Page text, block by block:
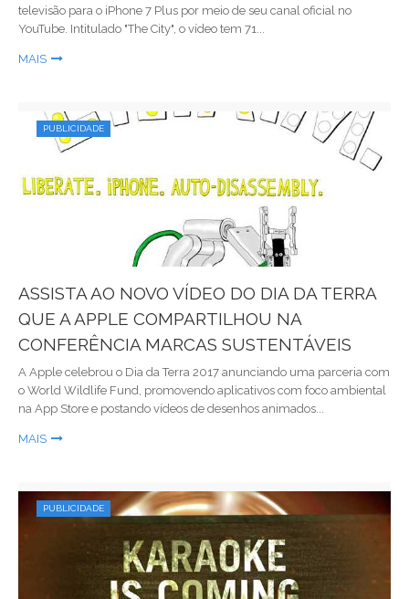
televisão para o iPhone 7 Plus por meio de seu canal oficial no
YouTube. Intitulado "The City", o vídeo tem 71...
MAIS
PUBLICIDADE
ASSISTA AO NOVO VÍDEO DO DIA DA TERRA
QUE A APPLE COMPARTILHOU NA
CONFERÊNCIA MARCAS SUSTENTÁVEIS
A Apple celebrou o Dia da Terra 2017 anunciando uma parceria com
o World Wildlife Fund, promovendo aplicativos com foco ambiental
na App Store e postando vídeos de desenhos animados...
MAIS
PUBLICIDADE